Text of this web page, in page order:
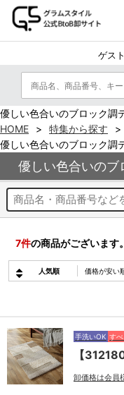
ゲス
優しい色合いのブロック調
HOME
特集から探す
優しい色合いのブロック調
優しい色合いのブ
7件の商品がございます。
人気順 価格が安い
手洗いOK す
【
卸価格は会員